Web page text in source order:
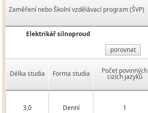
Zaměření nebo Školní vzdělávací program (ŠVP)
Elektrikář silnoproud
porovnat
Délka studia Forma studia Počet povinných
cizích jazyků
3,0 Denní 1